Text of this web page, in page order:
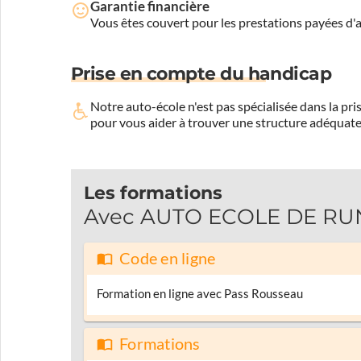
Garantie financière
Vous êtes couvert pour les prestations payées
Prise en compte du handicap
Notre auto-école n'est pas spécialisée dans la
pour vous aider à trouver une structure
Les formations
Avec AUTO ECOLE DE
Code en ligne
Formation en ligne avec Pass Rousseau
Formations